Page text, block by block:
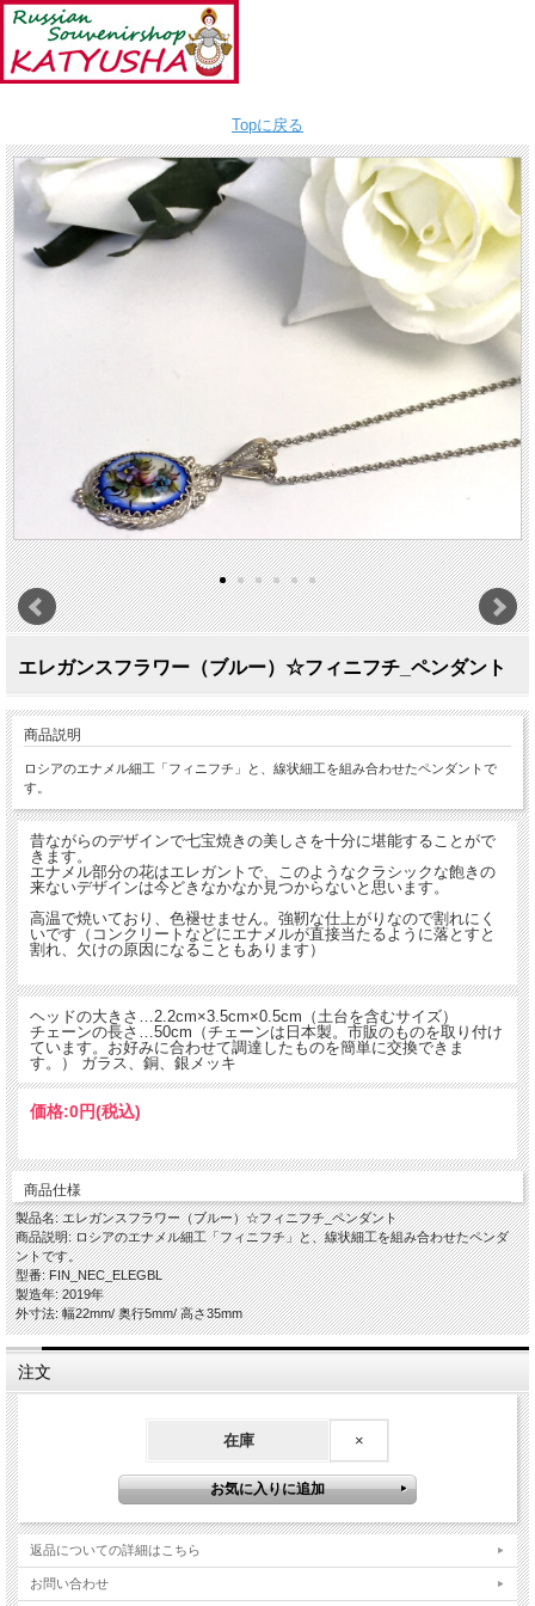
Topに戻る
エレガンスフラワー（ブルー）☆フィニフチ_ペンダント
商品説明
ロシアのエナメル細工「フィニフチ」と、線状細工を組み合わせたペンダントで
す。
昔ながらのデザインで七宝焼きの美しさを十分に堪能することがで
きます。
エナメル部分の花はエレガントで、このようなクラシックな飽きの
来ないデザインは今どきなかなか見つからないと思います。
高温で焼いており、色褪せません。強靭な仕上がりなので割れにく
いです（コンクリートなどにエナメルが直接当たるように落とすと
割れ、欠けの原因になることもあります）
ヘッドの大きさ…2.2cm×3.5cm×0.5cm（土台を含むサイズ）
チェーンの長さ…50cm（チェーンは日本製。市販のものを取り付け
ています。お好みに合わせて調達したものを簡単に交換できま
す。） ガラス、銅、銀メッキ
価格:0円(税込)
商品仕様
製品名: エレガンスフラワー（ブルー）☆フィニフチ_ペンダント
商品説明: ロシアのエナメル細工「フィニフチ」と、線状細工を組み合わせたペンダ
ントです。
型番: FIN_NEC_ELEGBL
製造年: 2019年
外寸法: 幅22mm/ 奥行5mm/ 高さ35mm
注文
在庫 ×
返品についての詳細はこちら
お問い合わせ